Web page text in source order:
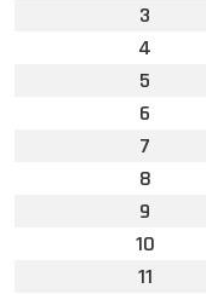
3
4
5
6
7
8
9
10
11